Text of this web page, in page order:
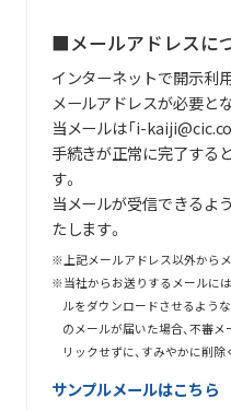
■メールアドレスに
インターネットで開示利
メールアドレスが必要と
当メールは「i-
手続きが正常に完了する
す。
当メールが受信できるよ
たします。
上記メールアドレス以外から
当社からお送りするメールに
ルをダウンロードさせるよう
のメールが届いた場合、不審
リックせずに、すみやかに削
サンプルメールはこちら